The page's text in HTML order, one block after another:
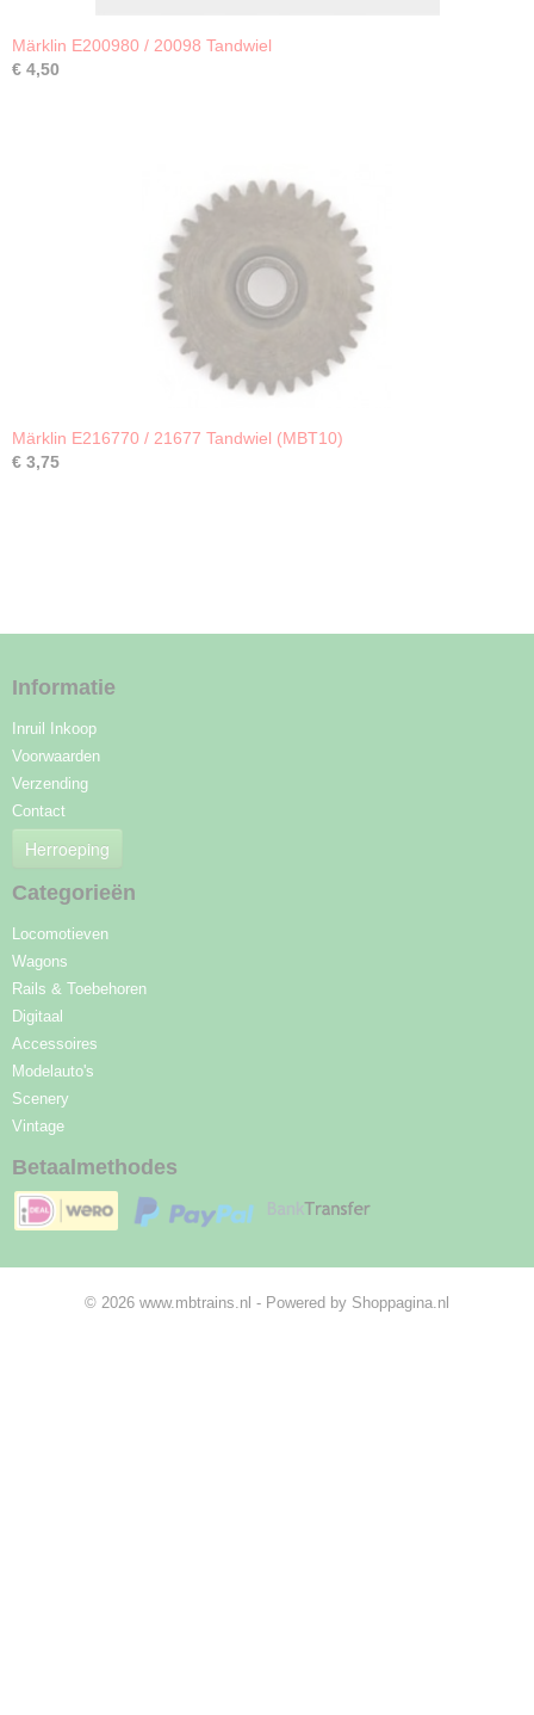
Märklin E200980 / 20098 Tandwiel
€ 4,50
Märklin E216770 / 21677 Tandwiel (MBT10)
€ 3,75
Informatie
Inruil Inkoop
Voorwaarden
Verzending
Contact
Herroeping
Categorieën
Locomotieven
Wagons
Rails & Toebehoren
Digitaal
Accessoires
Modelauto's
Scenery
Vintage
Betaalmethodes
© 2026 www.mbtrains.nl - Powered by Shoppagina.nl